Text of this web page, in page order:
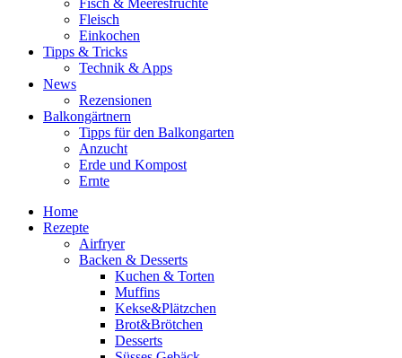
Fisch & Meeresfrüchte
Fleisch
Einkochen
Tipps & Tricks
Technik & Apps
News
Rezensionen
Balkongärtnern
Tipps für den Balkongarten
Anzucht
Erde und Kompost
Ernte
Home
Rezepte
Airfryer
Backen & Desserts
Kuchen & Torten
Muffins
Kekse&Plätzchen
Brot&Brötchen
Desserts